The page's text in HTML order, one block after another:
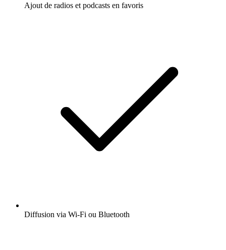
Ajout de radios et podcasts en favoris
Diffusion via Wi-Fi ou Bluetooth